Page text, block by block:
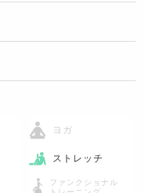
ヨガ
ストレッチ
ファンクショナル